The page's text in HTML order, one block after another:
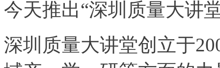
今天推出“深圳质量大讲
深圳质量大讲堂创立于